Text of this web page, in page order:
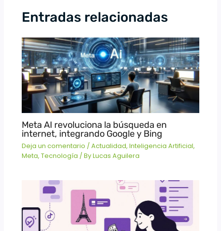
Entradas relacionadas
Meta AI revoluciona la búsqueda en
internet, integrando Google y Bing
Deja un comentario /Actualidad,Inteligencia Artificial,
Meta,Tecnología / ByLucas Aguilera